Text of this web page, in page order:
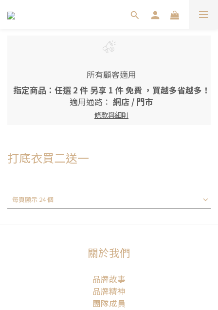
所有顧客適用
指定商品：任選 2 件 另享 1 件 免費 ，買越多省越多！
適用通路： 網店 / 門市
條款與細則
打底衣買二送一
每頁顯示 24 個
關於我們
品牌故事
品牌精神
團隊成員